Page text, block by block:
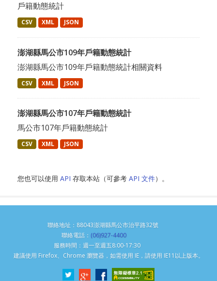
戶籍動態統計
CSV XML JSON
澎湖縣馬公市109年戶籍動態統計
澎湖縣馬公市109年戶籍動態統計相關資料
CSV XML JSON
澎湖縣馬公市107年戶籍動態統計
馬公市107年戶籍動態統計
CSV XML JSON
您也可以使用 API 存取本站（可參考 API 文件）。
聯絡地址：88043澎湖縣馬公市治平路32號
聯絡電話： (06)927-4400
服務時間：週一至週五8:00-17:30
建議使用 Firefox、Chrome 瀏覽器，如需使用 IE，請使用 IE11以上版本。